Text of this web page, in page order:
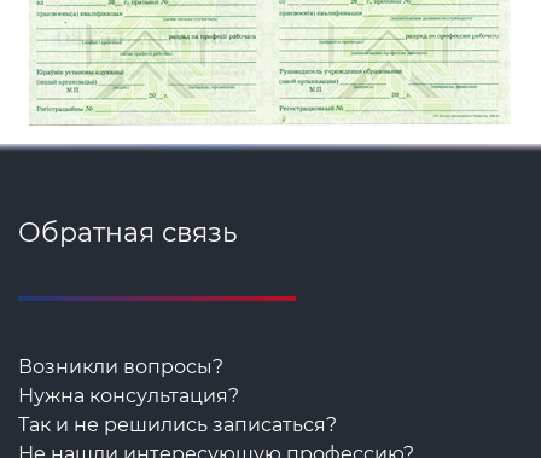
Обратная связь
Возникли вопросы?
Нужна консультация?
Так и не решились записаться?